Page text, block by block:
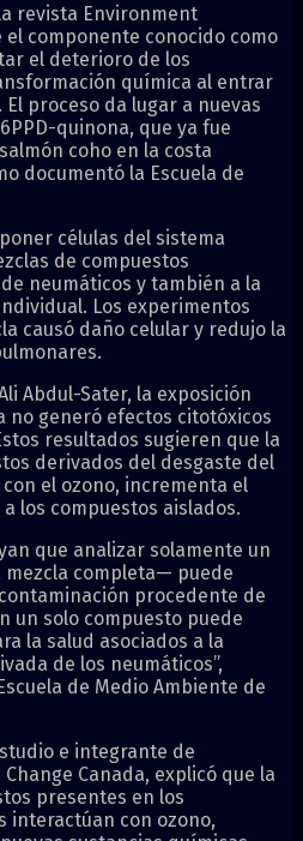
revista Environment
componente conocido como
el deterioro de los
química al entrar
proceso da lugar a nuevas
quinona, que ya fue
coho en la costa
documentó la Escuela de
células del sistema
de compuestos
neumáticos y también a la
Los experimentos
causó daño celular y redujo la
Abdul-Sater, la exposición
no generó efectos citotóxicos
resultados sugieren que la
derivados del desgaste del
el ozono, incrementa el
los compuestos aislados.
que analizar solamente un
completa— puede
procedente de
un solo compuesto puede
la salud asociados a la
de los neumáticos”,
de Medio Ambiente de
e integrante de
Canada, explicó que la
presentes en los
interactúan con ozono,